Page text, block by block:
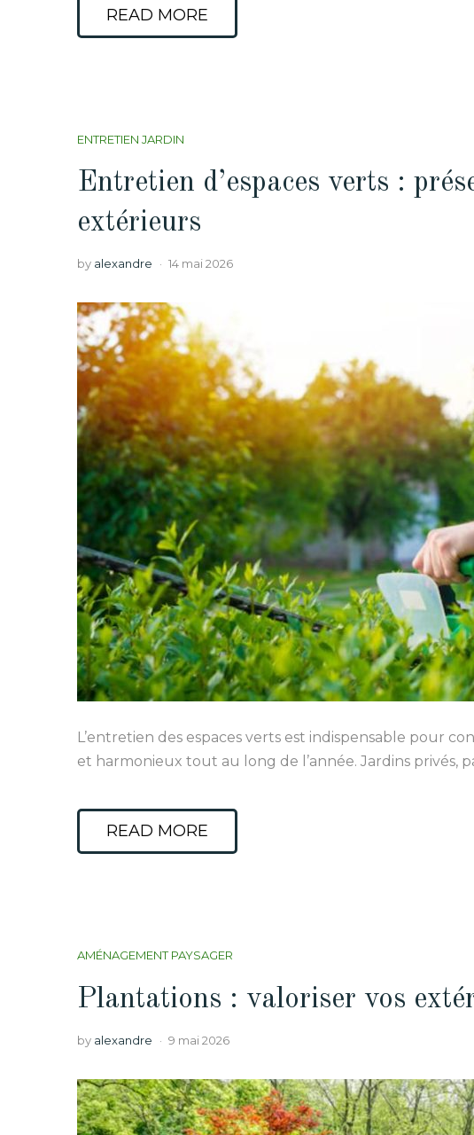
READ MORE
ENTRETIEN JARDIN
Entretien d’espaces verts :
extérieurs
by alexandre 14 mai 2026
L’entretien des espaces verts est indispensable pour
et harmonieux tout au long de l’année. Jardins privés,
READ MORE
AMÉNAGEMENT PAYSAGER
Plantations : valoriser vos
by alexandre 9 mai 2026